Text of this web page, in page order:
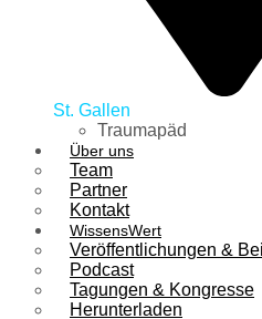
St. Gallen
Traumapäd
Über uns
Team
Partner
Kontakt
WissensWert
Veröffentlichungen &
Podcast
Tagungen & Kongresse
Herunterladen